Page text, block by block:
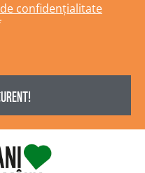
confidențialitate